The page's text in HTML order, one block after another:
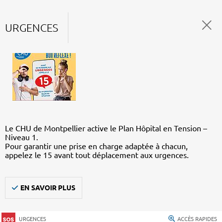
URGENCES
Le CHU de Montpellier active le Plan Hôpital en Tension –
Niveau 1.
Pour garantir une prise en charge adaptée à chacun,
appelez le 15 avant tout déplacement aux urgences.
EN SAVOIR PLUS
URGENCES ACCÈS RAPIDES